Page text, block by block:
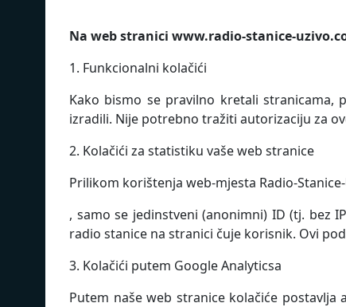
Na web stranici www.radio-stanice-
1. Funkcionalni kolačići
Kako bismo se pravilno kretali stranicama,
izradili. Nije potrebno tražiti autorizaciju za
2. Kolačići za statistiku vaše web stranice
Prilikom korištenja web-mjesta Radio-
, samo se jedinstveni (anonimni) ID (tj. bez
radio stanice na stranici čuje korisnik. Ovi
3. Kolačići putem Google Analyticsa
Putem naše web stranice kolačiće